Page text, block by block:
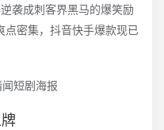
袭成刺客界黑马的爆笑励
密集，抖音快手爆款现已